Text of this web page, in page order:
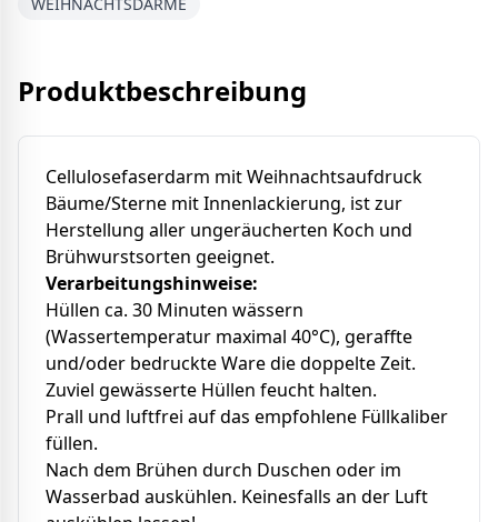
Produktbeschreibung
Cellulosefaserdarm mit Weihnachtsaufdruck
Bäume/Sterne mit Innenlackierung, ist zur
Herstellung aller ungeräucherten Koch und
Brühwurstsorten geeignet.
Verarbeitungshinweise:
Hüllen ca. 30 Minuten wässern
(Wassertemperatur maximal 40°C), geraffte
und/oder bedruckte Ware die doppelte Zeit.
Zuviel gewässerte Hüllen feucht halten.
Prall und luftfrei auf das empfohlene Füllkaliber
füllen.
Nach dem Brühen durch Duschen oder im
Wasserbad auskühlen. Keinesfalls an der Luft